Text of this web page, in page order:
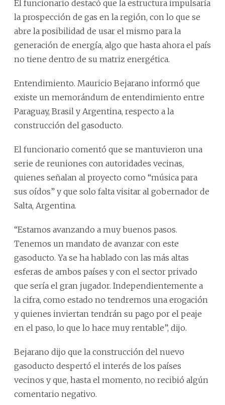
El funcionario destacó que la estructura impulsaría
la prospección de gas en la región, con lo que se
abre la posibilidad de usar el mismo para la
generación de energía, algo que hasta ahora el país
no tiene dentro de su matriz energética.
Entendimiento. Mauricio Bejarano informó que
existe un memorándum de entendimiento entre
Paraguay, Brasil y Argentina, respecto a la
construcción del gasoducto.
El funcionario comentó que se mantuvieron una
serie de reuniones con autoridades vecinas,
quienes señalan al proyecto como “música para
sus oídos” y que solo falta visitar al gobernador de
Salta, Argentina.
“Estamos avanzando a muy buenos pasos.
Tenemos un mandato de avanzar con este
gasoducto. Ya se ha hablado con las más altas
esferas de ambos países y con el sector privado
que sería el gran jugador. Independientemente a
la cifra, como estado no tendremos una erogación
y quienes inviertan tendrán su pago por el peaje
en el paso, lo que lo hace muy rentable”, dijo.
Bejarano dijo que la construcción del nuevo
gasoducto despertó el interés de los países
vecinos y que, hasta el momento, no recibió algún
comentario negativo.